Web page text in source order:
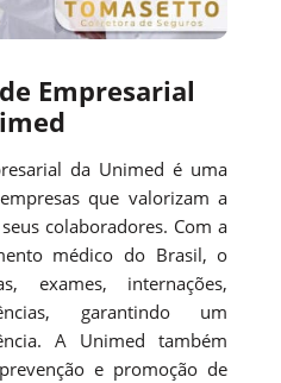
Empresarial
da Unimed é uma
que valorizam a
colaboradores. Com a
médico do Brasil, o
exames, internações,
garantindo um
A Unimed também
e promoção de